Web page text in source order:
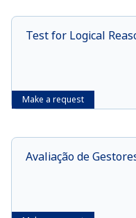
Make a request
Test for Logical
Avaliação de